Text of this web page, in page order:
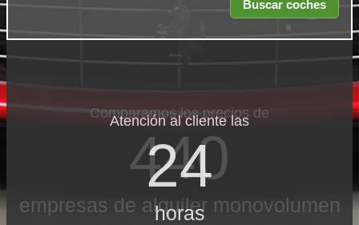
Atención al cliente las
24
horas